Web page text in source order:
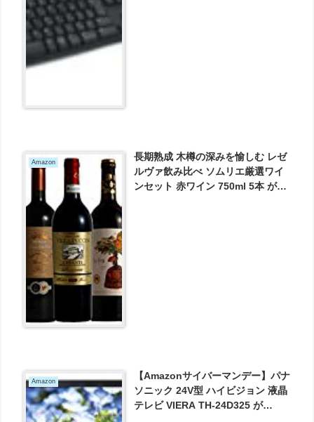
Amazon
長期熟成 木樽の深みを愉しむ レゼ
ルヴァ飲み比べ ソムリエ厳選ワイ
ンセット 赤ワイン 750ml 5本 が
Amazon
【Amazonサイバーマンデー】パナ
ソニック 24V型 ハイビジョン 液晶
テレビ VIERA TH-24D325 が